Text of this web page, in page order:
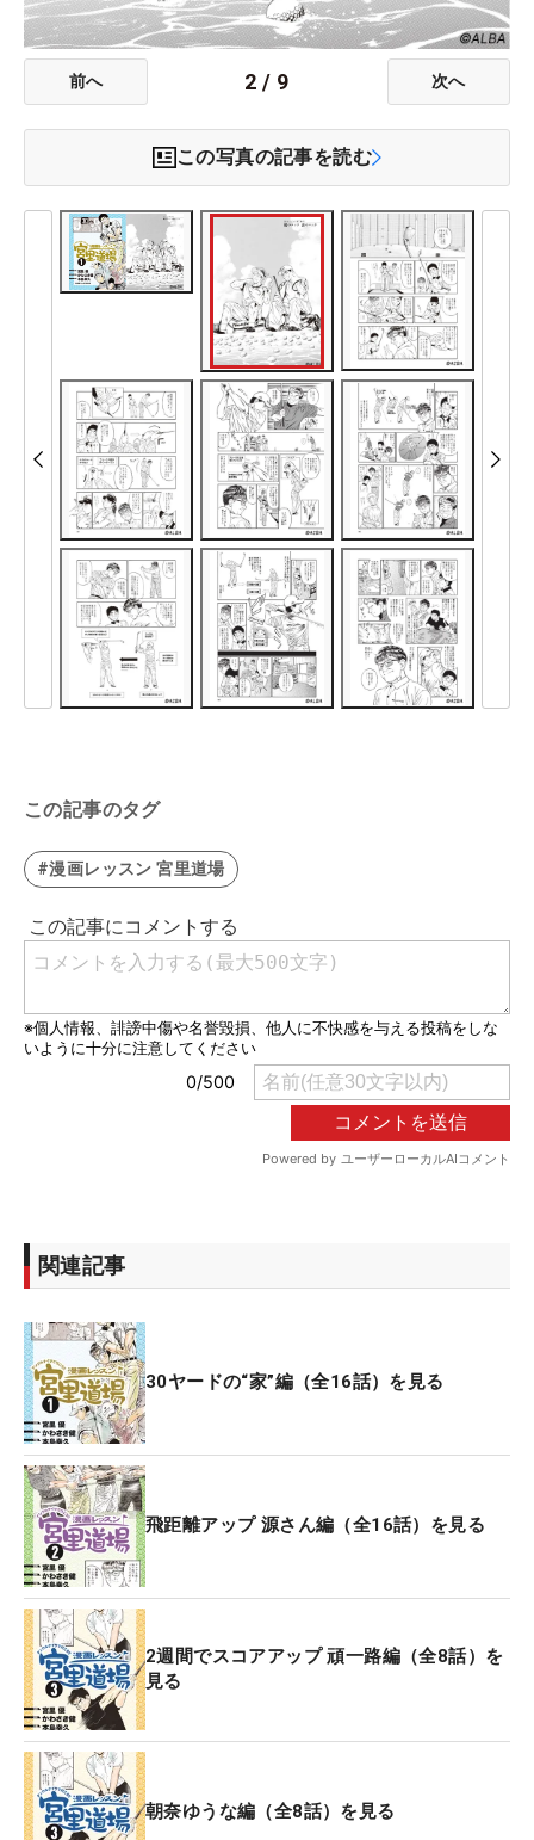
前へ 2 / 9 次へ
この写真の記事を読む
この記事のタグ
#漫画レッスン 宮里道場
関連記事
30ヤードの“家”編（全16話）を見る
飛距離アップ 源さん編（全16話）を見る
2週間でスコアアップ 頑一路編（全8話）を
見る
朝奈ゆうな編（全8話）を見る